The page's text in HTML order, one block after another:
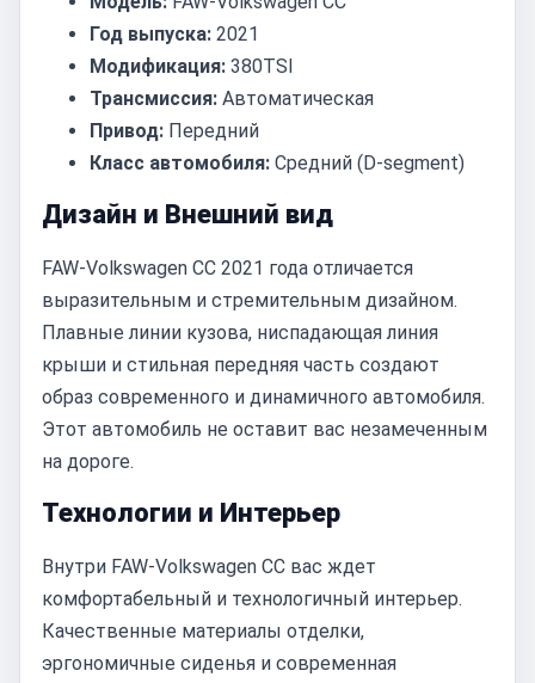
Год выпуска: 2021
Модификация: 380TSI
Трансмиссия: Автоматическая
Привод: Передний
Класс автомобиля: Средний (D-segment)
Дизайн и Внешний вид
FAW-Volkswagen CC 2021 года отличается
выразительным и стремительным дизайном.
Плавные линии кузова, ниспадающая линия
крыши и стильная передняя часть создают
образ современного и динамичного автомобиля.
Этот автомобиль не оставит вас незамеченным
на дороге.
Технологии и Интерьер
Внутри FAW-Volkswagen CC вас ждет
комфортабельный и технологичный интерьер.
Качественные материалы отделки,
эргономичные сиденья и современная